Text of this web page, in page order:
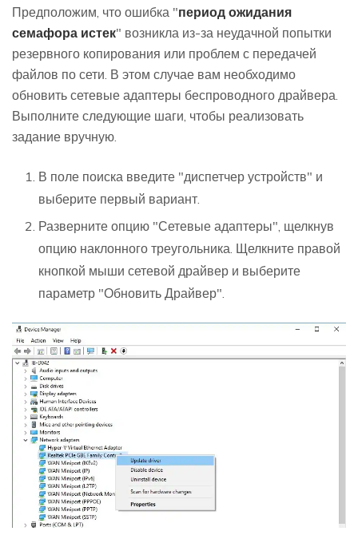
Предположим, что ошибка "период ожидания
семафора истек" возникла из-за неудачной попытки
резервного копирования или проблем с передачей
файлов по сети. В этом случае вам необходимо
обновить сетевые адаптеры беспроводного драйвера.
Выполните следующие шаги, чтобы реализовать
задание вручную.
В поле поиска введите "диспетчер устройств" и
выберите первый вариант.
Разверните опцию "Сетевые адаптеры", щелкнув
опцию наклонного треугольника. Щелкните правой
кнопкой мыши сетевой драйвер и выберите
параметр "Обновить Драйвер".